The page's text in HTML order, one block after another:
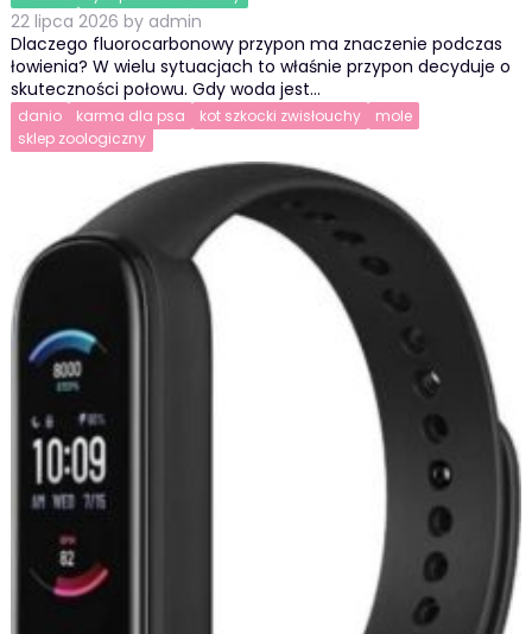
22 lipca 2026 by admin
Dlaczego fluorocarbonowy przypon ma znaczenie podczas
łowienia? W wielu sytuacjach to właśnie przypon decyduje o
skuteczności połowu. Gdy woda jest…
danio karma dla psa kot szkocki zwisłouchy
mole
sklep zoologiczny